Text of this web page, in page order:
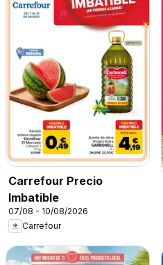
Carrefour Precio
Imbatible
07/08 - 10/08/2026
Carrefour